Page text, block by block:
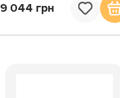
9 044 грн